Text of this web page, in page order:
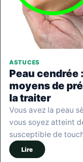
ASTUCES
Peau cendrée
moyens de
la traiter
Vous avez la peau
vous soyez atteint
susceptible de
Lire